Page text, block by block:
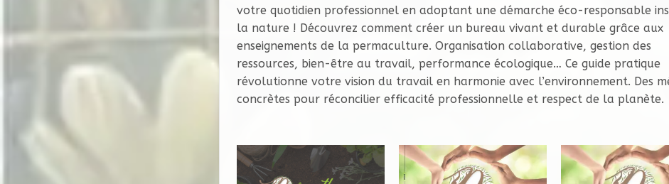
votre quotidien professionnel en adoptant une démarche éco-responsable
la nature ! Découvrez comment créer un bureau vivant et durable grâce aux
enseignements de la permaculture. Organisation collaborative, gestion des
ressources, bien-être au travail, performance écologique… Ce guide pratique
révolutionne votre vision du travail en harmonie avec l’environnement. Des
concrètes pour réconcilier efficacité professionnelle et respect de la planète.